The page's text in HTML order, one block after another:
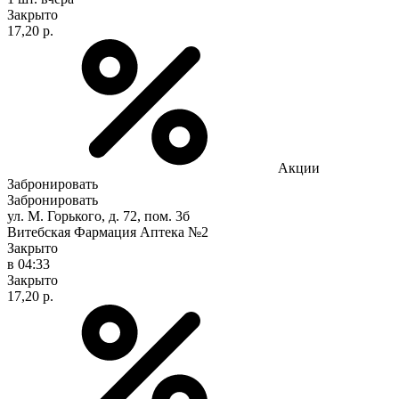
Закрыто
17,20 р.
Акции
Забронировать
Забронировать
ул. М. Горького, д. 72, пом. 3б
Витебская Фармация Аптека №2
Закрыто
в 04:33
Закрыто
17,20 р.